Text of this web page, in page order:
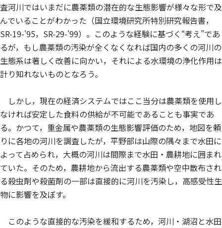
査河川ではいまだに農薬類の潜在的な生態影響が様々な形で及
んでいることがわかった（国立環境研究所特別研究報告書，
SR-19-'95，SR-29-'99）。このような経験に基づく“考え”であ
るが，もし農薬類の汚染が全くなくなれば国内の多くの河川の
生態系は著しく改善に向かい，それによる水環境の浄化作用は
計り知れないものとなろう。
しかし，現在の経済システムではここ当分は農薬類を使用し
なければ安定した食料の供給が不可能であることも事実であ
る。かつて，重金属や農薬類の生態影響評価のため，地図を頼
りに各地の河川を調査したが，平野部は山際の隅々まで水田に
よって占められ，大概の河川は間際まで水田・農耕地に囲まれ
ていた。そのため，農耕地から流出する農薬類や空中散布され
る殺虫剤や殺菌剤の一部は直接的に河川を汚染し，高感受性生
物に影響を及ぼす。
このような直接的な汚染を緩和するため，河川・湖沼と水田